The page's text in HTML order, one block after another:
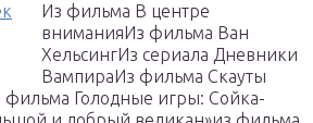
Из фильма В центре
вниманияИз фильма Ван
ХельсингИз сериала Дневники
ВампираИз фильма Скауты
фильма Голодные игры: Сойка-